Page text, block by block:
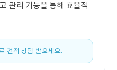
관리 기능을 통해 효율적
견적 상담 받으세요.